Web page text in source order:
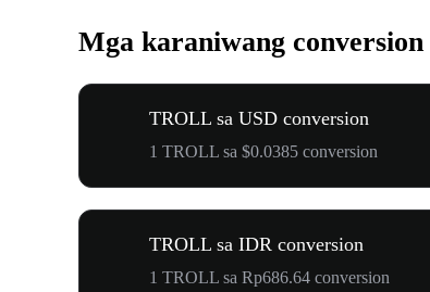
Mga karaniwang conversion
TROLL sa USD conversion
1 TROLL sa $0.0385 conversion
TROLL sa IDR conversion
1 TROLL sa Rp686.64 conversion